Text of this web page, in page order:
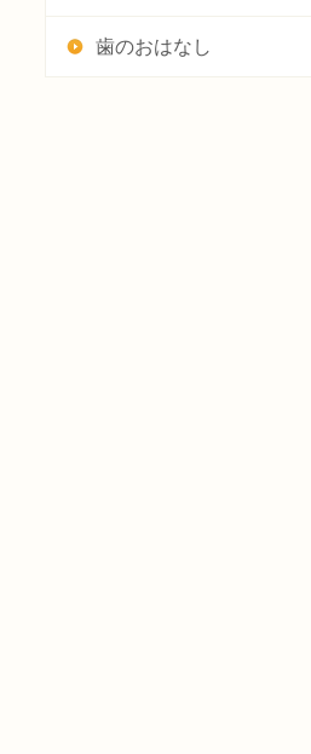
歯のおはなし